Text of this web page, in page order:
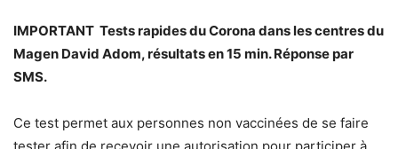
IMPORTANT Tests rapides du Corona dans les centres du
Magen David Adom, résultats en 15 min. Réponse par
SMS.
Ce test permet aux personnes non vaccinées de se faire